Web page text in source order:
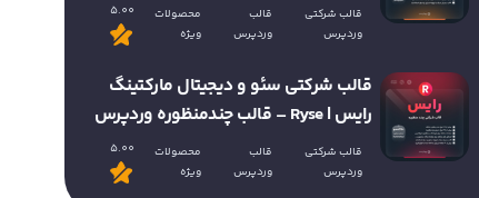
قالب شرکتی
وردپرس
قالب
وردپرس
محصولات
ویژه
5.00
قالب شرکتی سئو و دیجیتال مارکتینگ
رایس | Ryse – قالب چندمنظوره وردپرس
قالب شرکتی
وردپرس
قالب
وردپرس
محصولات
ویژه
5.00